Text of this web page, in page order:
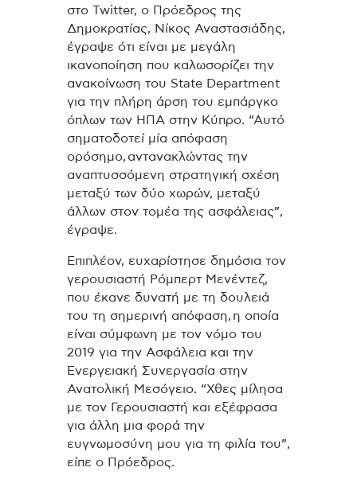
στο Twitter, ο Πρόεδρος της
Δημοκρατίας, Νίκος Αναστασιάδης,
έγραψε ότι είναι με μεγάλη
ικανοποίηση που καλωσορίζει την
ανακοίνωση του State Department
για την πλήρη άρση του εμπάργκο
όπλων των ΗΠΑ στην Κύπρο. “Αυτό
σηματοδοτεί μία απόφαση
ορόσημο, αντανακλώντας την
αναπτυσσόμενη στρατηγική σχέση
μεταξύ των δύο χωρών, μεταξύ
άλλων στον τομέα της ασφάλειας”,
έγραψε.
Επιπλέον, ευχαρίστησε δημόσια τον
γερουσιαστή Ρόμπερτ Μενέντεζ,
που έκανε δυνατή με τη δουλειά
του τη σημερινή απόφαση, η οποία
είναι σύμφωνη με τον νόμο του
2019 για την Ασφάλεια και την
Ενεργειακή Συνεργασία στην
Ανατολική Μεσόγειο. “Χθες μίλησα
με τον Γερουσιαστή και εξέφρασα
για άλλη μια φορά την
ευγνωμοσύνη μου για τη φιλία του”,
είπε ο Πρόεδρος.